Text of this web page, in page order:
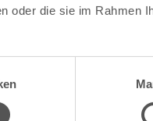
oder die sie im Rahmen